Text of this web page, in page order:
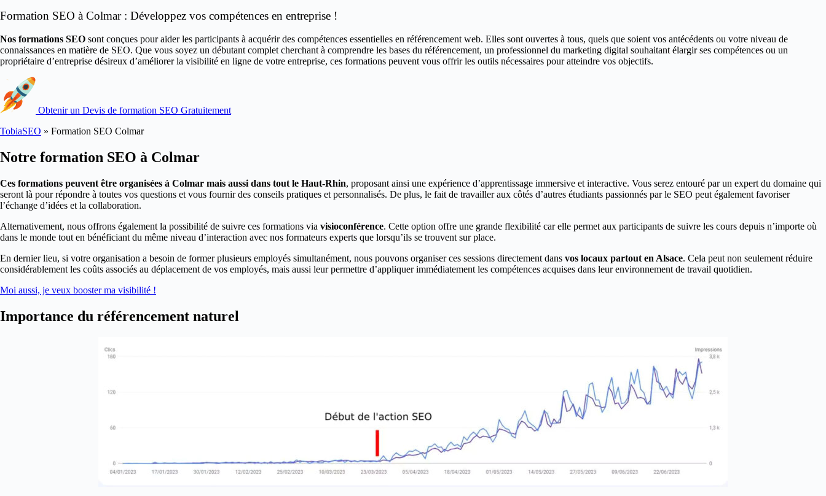
Formation SEO à Colmar : Développez vos compétences en entreprise !
Nos formations SEO sont conçues pour aider les participants à acquérir des compétences essentielles en référencement web. Elles sont ouvertes à tous, quels que soient vos antécédents ou votre niveau de
connaissances en matière de SEO. Que vous soyez un débutant complet cherchant à comprendre les bases du référencement, un professionnel du marketing digital souhaitant élargir ses compétences ou un
propriétaire d’entreprise désireux d’améliorer la visibilité en ligne de votre entreprise, ces formations peuvent vous offrir les outils nécessaires pour atteindre vos objectifs.
Obtenir un Devis de formation SEO Gratuitement
TobiaSEO » Formation SEO Colmar
Notre formation SEO à Colmar
Ces formations peuvent être organisées à Colmar mais aussi dans tout le Haut-Rhin, proposant ainsi une expérience d’apprentissage immersive et interactive. Vous serez entouré par un expert du domaine qui
seront là pour répondre à toutes vos questions et vous fournir des conseils pratiques et personnalisés. De plus, le fait de travailler aux côtés d’autres étudiants passionnés par le SEO peut également favoriser
l’échange d’idées et la collaboration.
Alternativement, nous offrons également la possibilité de suivre ces formations via visioconférence. Cette option offre une grande flexibilité car elle permet aux participants de suivre les cours depuis n’importe où
dans le monde tout en bénéficiant du même niveau d’interaction avec nos formateurs experts que lorsqu’ils se trouvent sur place.
En dernier lieu, si votre organisation a besoin de former plusieurs employés simultanément, nous pouvons organiser ces sessions directement dans vos locaux partout en Alsace. Cela peut non seulement réduire
considérablement les coûts associés au déplacement de vos employés, mais aussi leur permettre d’appliquer immédiatement les compétences acquises dans leur environnement de travail quotidien.
Moi aussi, je veux booster ma visibilité !
Importance du référencement naturel